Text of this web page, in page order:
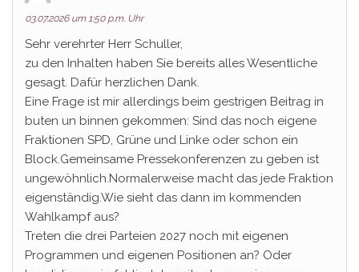
03.07.2026 um 1:50 p.m. Uhr
Sehr verehrter Herr Schuller,
zu den Inhalten haben Sie bereits alles Wesentliche
gesagt. Dafür herzlichen Dank.
Eine Frage ist mir allerdings beim gestrigen Beitrag in
buten un binnen gekommen: Sind das noch eigene
Fraktionen SPD, Grüne und Linke oder schon ein
Block.Gemeinsame Pressekonferenzen zu geben ist
ungewöhnlich.Normalerweise macht das jede Fraktion
eigenständig.Wie sieht das dann im kommenden
Wahlkampf aus?
Treten die drei Parteien 2027 noch mit eigenen
Programmen und eigenen Positionen an? Oder